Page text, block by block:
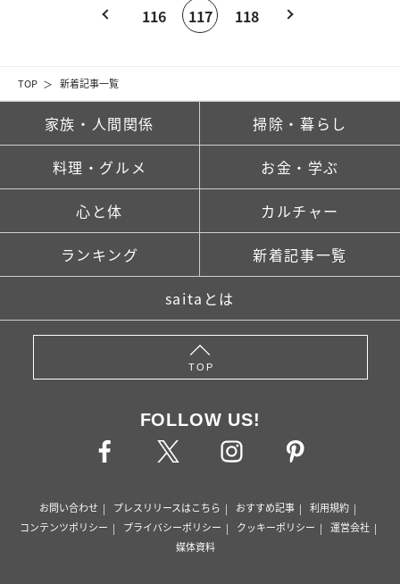
TOP 新着記事一覧
116 117 118
家族・人間関係 掃除・暮らし
料理・グルメ お金・学ぶ
心と体 カルチャー
ランキング 新着記事一覧
saitaとは
TOP
FOLLOW US!
お問い合わせ プレスリリースはこちら おすすめ記事
利用規約
コンテンツポリシー
プライバシーポリシー クッキーポリシー
運営会社
媒体資料